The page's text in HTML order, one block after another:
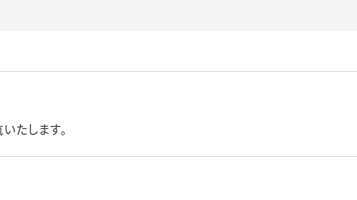
たします。